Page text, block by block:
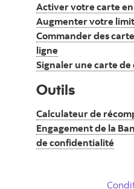
Activer votre carte
Augmenter votre
Commander des
ligne
Signaler une carte
Outils
Calculateur de
Engagement de la
de confidentialité